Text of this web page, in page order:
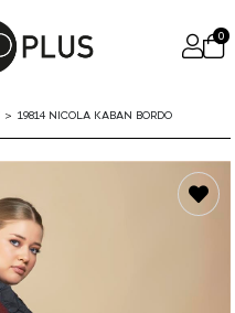
0
19814 NICOLA KABAN BORDO